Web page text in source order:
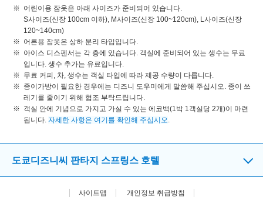
어린이용 잠옷은 아래 사이즈가 준비되어 있습니다.
S사이즈(신장 100cm 이하), M사이즈(신장 100~120cm), L사이즈(신장
120~140cm)
어른용 잠옷은 상하 분리 타입입니다.
아이스 디스펜서는 각 층에 있습니다. 객실에 준비되어 있는 생수는 무료
입니다. 생수 추가는 유료입니다.
무료 커피, 차, 생수는 객실 타입에 따라 제공 수량이 다릅니다.
종이가방이 필요한 경우에는 디즈니 도우미에게 말씀해 주십시오. 종이 쓰
레기를 줄이기 위해 협조 부탁드립니다.
객실 안에 기념으로 가지고 가실 수 있는 에코백(1박 1객실당 2개)이 마련
됩니다. 자세한 사항은 여기를 확인해 주십시오
도쿄디즈니씨 판타지 스프링스 호텔
사이트맵 개인정보 취급방침